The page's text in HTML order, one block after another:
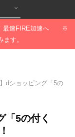
！最速FIRE加速へ ※
す。
】dショッピング「5の
「5の付く